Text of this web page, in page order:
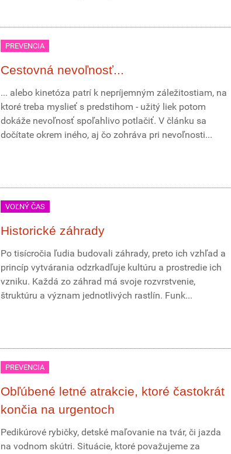
PREVENCIA
Cestovná nevoľnosť...
... alebo kinetóza patrí k nepríjemným záležitostiam, na
ktoré treba myslieť s predstihom - užitý liek potom
dokáže nevoľnosť spoľahlivo potlačiť. V článku sa
dočítate okrem iného, aj čo zohráva pri nevoľnosti...
VOĽNÝ ČAS
Historické záhrady
Po tisícročia ľudia budovali záhrady, preto ich vzhľad a
princíp vytvárania odzrkadľuje kultúru a prostredie ich
vzniku. Každá zo záhrad má svoje rozvrstvenie,
štruktúru a význam jednotlivých rastlín. Funk...
PREVENCIA
Obľúbené letné atrakcie, ktoré častokrát
končia na urgentoch
Pedikúrové rybičky, detské maľovanie na tvár, či jazda
na vodnom skútri. Situácie, ktoré považujeme za